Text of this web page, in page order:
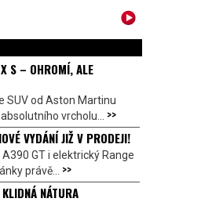
S – OHROMÍ, ALE
SUV od Aston Martinu
vrcholu... >>
VYDÁNÍ JIŽ V PRODEJI!
GT i elektrický Range
právě... >>
NÁTURA